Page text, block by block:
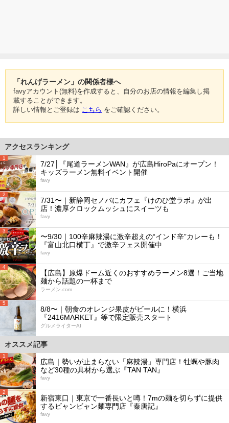
「れんげラーメン」の関係者様へ
favyアカウント(無料)を作成すると、自分のお店の情報を編集し掲
載することができます。
詳しい情報とご登録は こちら をご確認ください。
アクセスランキング
1
7/27│『尾道ラーメンWAN』が広島HiroPaにオープン！
キッズラーメン無料イベント開催
favy
2
7/31〜｜新静岡セノバにカフェ『けのひ堂ラボ』が出
店！濃厚クロックムッシュにスイーツも
favy
3
〜9/30｜100辛麻辣湯に激辛超えの“インド辛”カレーも！
『富山北口横丁』で激辛フェス開催中
favy
4
【広島】原爆ドーム近くのおすすめラーメン8選！ご当地
麺から話題の一杯まで
ラーメン.com
5
8/8〜｜朝食のオレンジ果皮がビールに！横浜
『2416MARKET』等で限定販売スタート
グルメライターAI
オススメ記事
1
広島｜勢いが止まらない「麻辣湯」専門店！牡蠣や豚肉
など30種の具材から選ぶ『TAN TAN』
favy
2
新宿東口｜東京で一番長いと噂！7mの麺を切らずに提供
するビャンビャン麺専門店『秦唐記』
favy